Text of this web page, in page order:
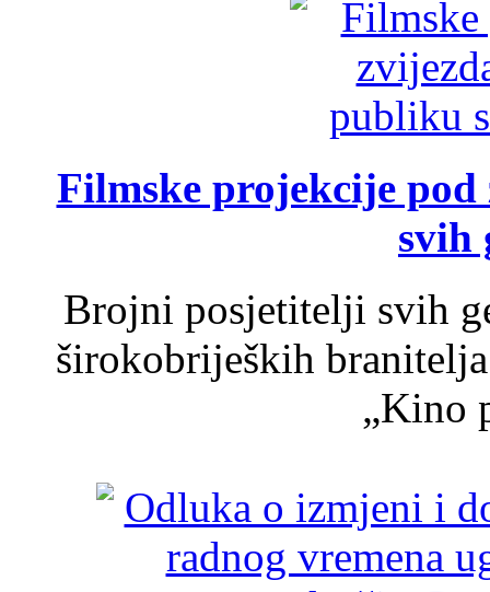
Filmske projekcije
svih
Brojni posjetitelji svih
širokobrijeških
„Kino